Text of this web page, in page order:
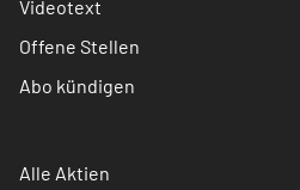
Videotext
Offene Stellen
Abo kündigen
Alle Aktien